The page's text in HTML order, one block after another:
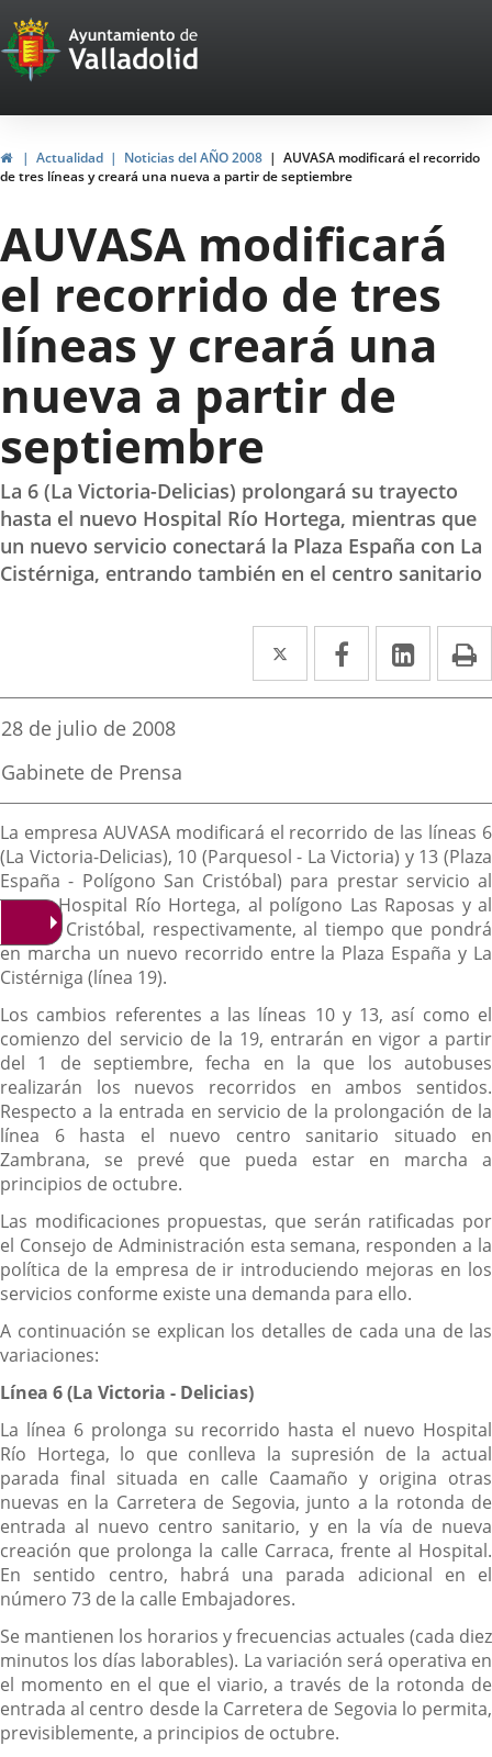
Portal
Web
del
Ayuntamiento
de
Valladolid
HomeActualidad Noticias del AÑO 2008
AUVASA modificará el recorrido
de tres líneas y creará una nueva a partir de septiembre
AUVASA modificará
el recorrido de tres
líneas y creará una
nueva a partir de
septiembre
La 6 (La Victoria-Delicias) prolongará su trayecto
hasta el nuevo Hospital Río Hortega, mientras que
un nuevo servicio conectará la Plaza España con La
Cistérniga, entrando también en el centro sanitario
Twitter
Enlace
a
externa.
Facebook
Enlace
a
externa.
Enlace
a
Fecha
la
noticia
28 de julio de 2008
Fuente
la
noticia
Gabinete de Prensa
Descripción
La empresa AUVASA modificará el recorrido de las líneas 6
(La Victoria-Delicias), 10 (Parquesol - La Victoria) y 13 (Plaza
España - Polígono San Cristóbal) para prestar servicio al
nuevo Hospital Río Hortega, al polígono Las Raposas y al
de San Cristóbal, respectivamente, al tiempo que pondrá
en marcha un nuevo recorrido entre la Plaza España y La
Cistérniga (línea 19).
Los cambios referentes a las líneas 10 y 13, así como el
comienzo del servicio de la 19, entrarán en vigor a partir
del 1 de septiembre, fecha en la que los autobuses
realizarán los nuevos recorridos en ambos sentidos.
Respecto a la entrada en servicio de la prolongación de la
línea 6 hasta el nuevo centro sanitario situado en
Zambrana, se prevé que pueda estar en marcha a
principios de octubre.
Las modificaciones propuestas, que serán ratificadas por
el Consejo de Administración esta semana, responden a la
política de la empresa de ir introduciendo mejoras en los
servicios conforme existe una demanda para ello.
A continuación se explican los detalles de cada una de las
variaciones:
Línea 6 (La Victoria - Delicias)
La línea 6 prolonga su recorrido hasta el nuevo Hospital
Río Hortega, lo que conlleva la supresión de la actual
parada final situada en calle Caamaño y origina otras
nuevas en la Carretera de Segovia, junto a la rotonda de
entrada al nuevo centro sanitario, y en la vía de nueva
creación que prolonga la calle Carraca, frente al Hospital.
En sentido centro, habrá una parada adicional en el
número 73 de la calle Embajadores.
Se mantienen los horarios y frecuencias actuales (cada diez
minutos los días laborables). La variación será operativa en
el momento en el que el viario, a través de la rotonda de
entrada al centro desde la Carretera de Segovia lo permita,
previsiblemente, a principios de octubre.